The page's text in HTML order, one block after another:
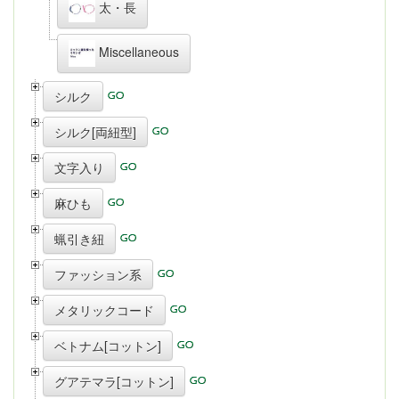
太・長
Miscellaneous
シルク
シルク[両紐型]
文字入り
麻ひも
蝋引き紐
ファッション系
メタリックコード
ベトナム[コットン]
グアテマラ[コットン]